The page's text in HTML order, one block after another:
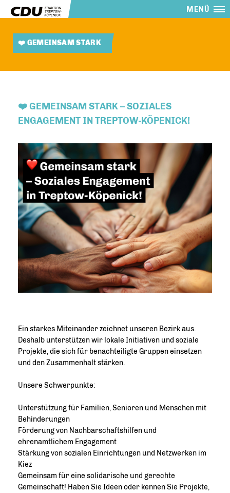
MENÜ
❤️ GEMEINSAM STARK
❤️ GEMEINSAM STARK – SOZIALES
ENGAGEMENT IN TREPTOW-KÖPENICK!
Ein starkes Miteinander zeichnet unseren Bezirk aus.
Deshalb unterstützen wir lokale Initiativen und soziale
Projekte, die sich für benachteiligte Gruppen einsetzen
und den Zusammenhalt stärken.
Unsere Schwerpunkte:
Unterstützung für Familien, Senioren und Menschen mit
Behinderungen
Förderung von Nachbarschaftshilfen und
ehrenamtlichem Engagement
Stärkung von sozialen Einrichtungen und Netzwerken im
Kiez
Gemeinsam für eine solidarische und gerechte
Gemeinschaft! Haben Sie Ideen oder kennen Sie Projekte,